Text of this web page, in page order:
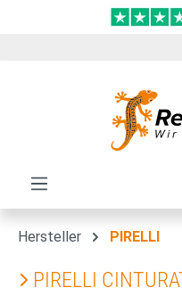
Zum Hauptinhalt springen
Hersteller PIRELLI
PIRELLI